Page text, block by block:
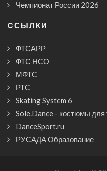
Чемпионат России 2026
CСЫЛКИ
ФТСАРР
ФТС НСО
МФТС
РТС
Skating System 6
Sole.Dance - костюмы для
DanceSport.ru
РУСАДА Образование